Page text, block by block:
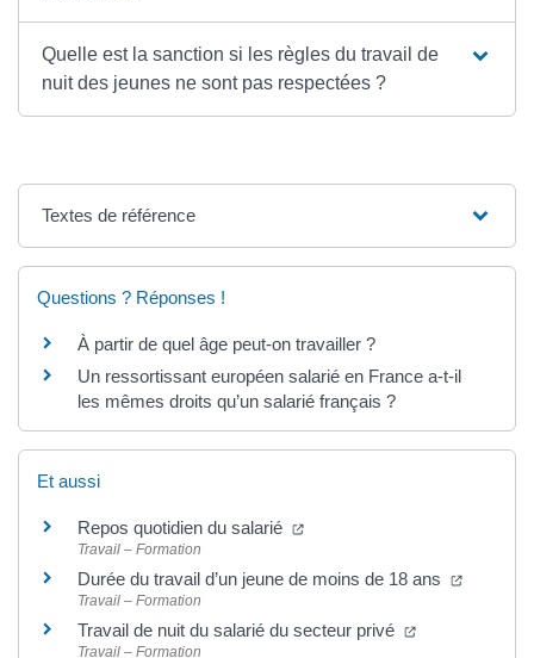
Quelle est la sanction si les règles du travail de
nuit des jeunes ne sont pas respectées ?
Textes de référence
Questions ? Réponses !
À partir de quel âge peut-on travailler ?
Un ressortissant européen salarié en France a-t-il
les mêmes droits qu’un salarié français ?
Et aussi
Repos quotidien du salarié
Travail – Formation
Durée du travail d’un jeune de moins de 18 ans
Travail – Formation
Travail de nuit du salarié du secteur privé
Travail – Formation